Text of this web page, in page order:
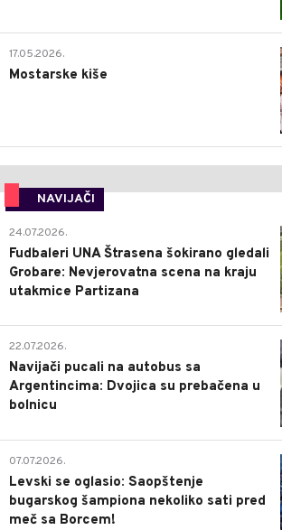
17.05.2026.
Mostarske kiše
NAVIJAČI
24.07.2026.
Fudbaleri UNA Štrasena šokirano gledali
Grobare: Nevjerovatna scena na kraju
utakmice Partizana
22.07.2026.
Navijači pucali na autobus sa
Argentincima: Dvojica su prebačena u
bolnicu
07.07.2026.
Levski se oglasio: Saopštenje
bugarskog šampiona nekoliko sati pred
meč sa Borcem!